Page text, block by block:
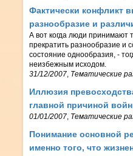
Фактически конфликт
разнообразие и
А вот когда люди
прекратить разнообразие и
состояние однообразия, -
неизбежным исходом.
31/12/2007 Тематические
Иллюзия
главной причиной
01/01/2007 Тематические
Понимание основной
именно того, что